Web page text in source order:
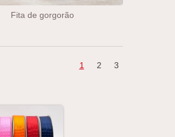
Fita de gorgorão
1 2 3